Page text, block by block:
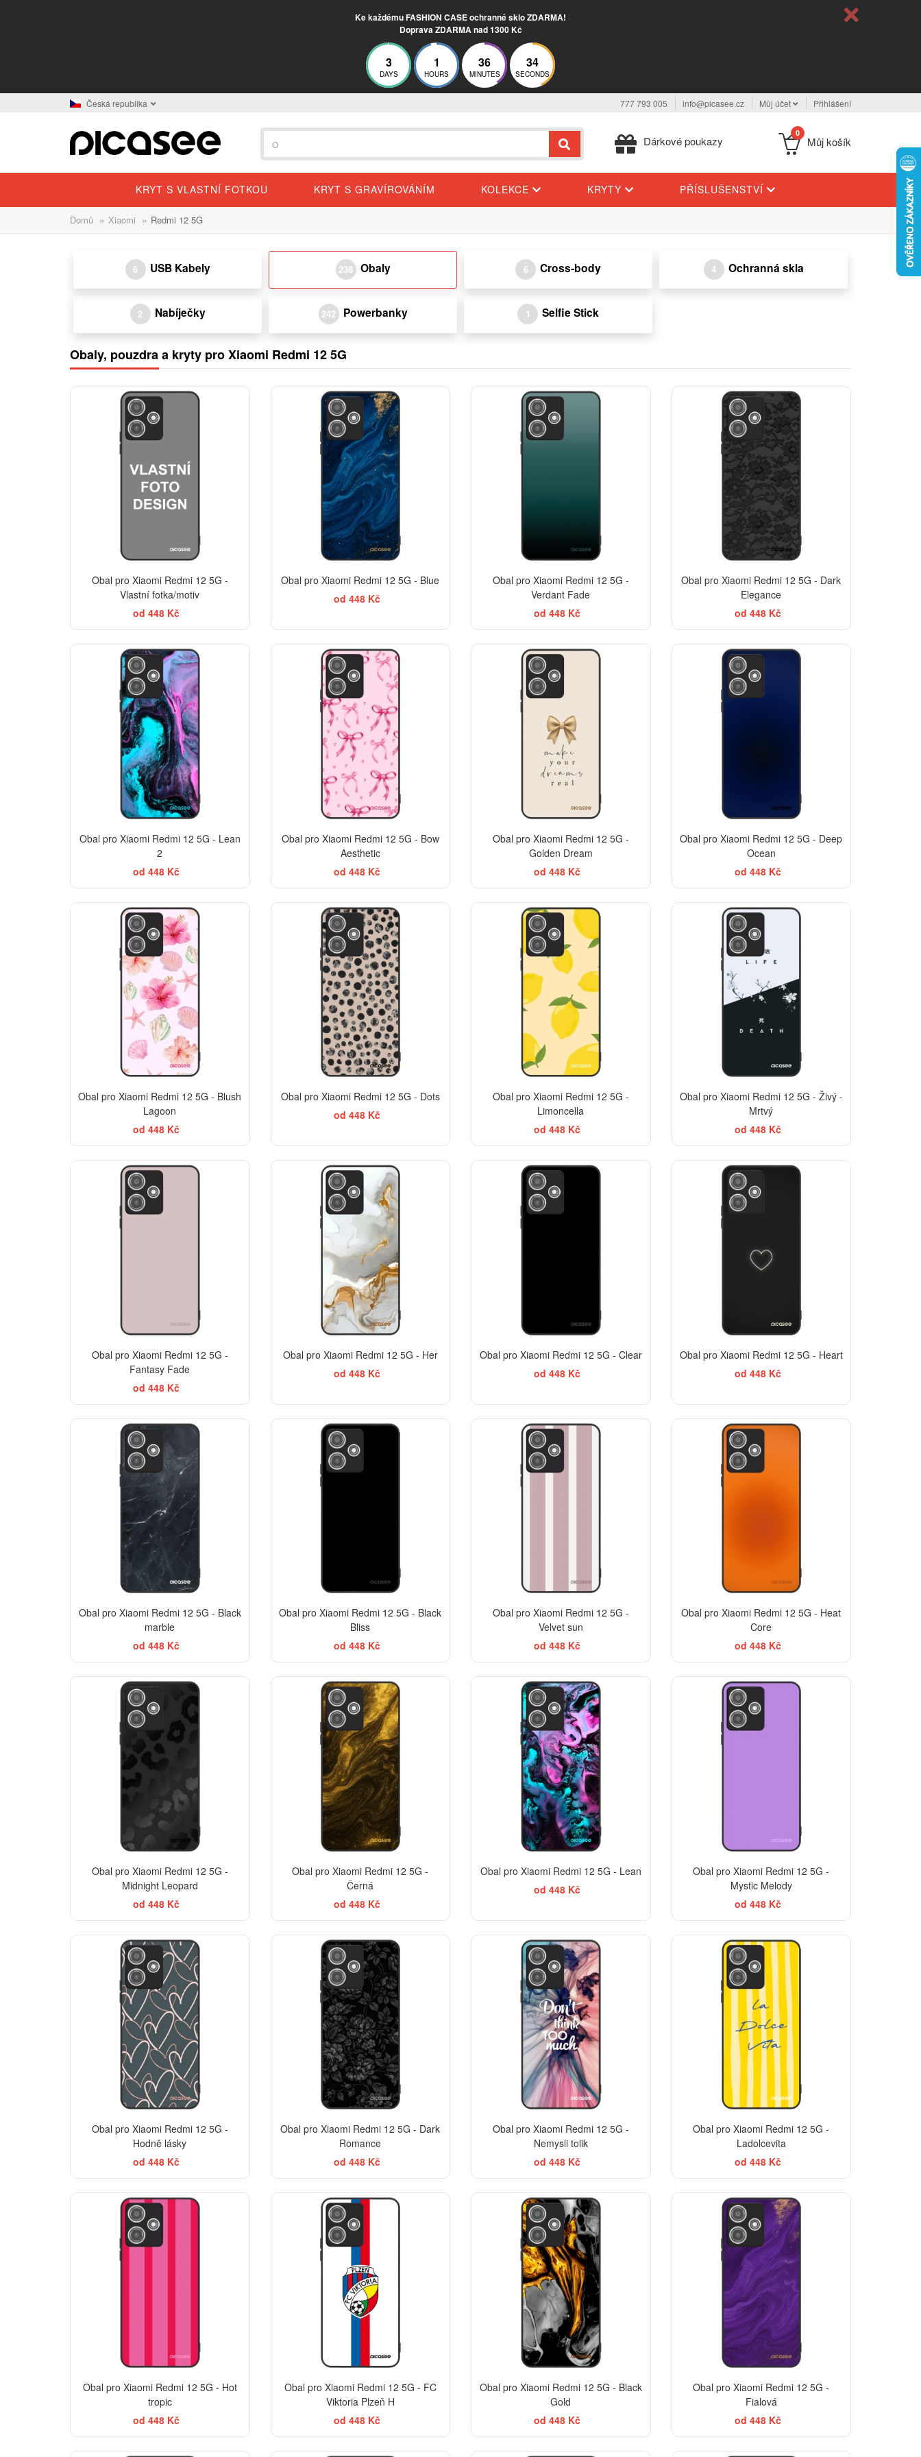
Ke každému FASHION CASE ochranné sklo ZDARMA!
Doprava ZDARMA nad 1300 Kč
3
DAYS
1
HOURS
36
MINUTES
33
SECONDS
Česká republika 777 793 005 info@picasee.cz Můj účet Přihlášení
Dárkové poukazy
0
Můj košík
KRYT S VLASTNÍ FOTKOU KRYT S GRAVÍROVÁNÍM KOLEKCE KRYTY PŘÍSLUŠENSTVÍ
Domů » Xiaomi » Redmi 12 5G
6 USB Kabely 238 Obaly 6 Cross-body 4 Ochranná skla
2 Nabíječky 242 Powerbanky 1 Selfie Stick
Obaly, pouzdra a kryty pro Xiaomi Redmi 12 5G
Obal pro Xiaomi Redmi 12 5G -
Vlastní fotka/motiv
od 448 Kč
Obal pro Xiaomi Redmi 12 5G - Blue
od 448 Kč
Obal pro Xiaomi Redmi 12 5G -
Verdant Fade
od 448 Kč
Obal pro Xiaomi Redmi 12 5G - Dark
Elegance
od 448 Kč
BESTSELLER
Obal pro Xiaomi Redmi 12 5G - Lean
2
od 448 Kč
Obal pro Xiaomi Redmi 12 5G - Bow
Aesthetic
od 448 Kč
BESTSELLER
Obal pro Xiaomi Redmi 12 5G -
Golden Dream
od 448 Kč
Obal pro Xiaomi Redmi 12 5G - Deep
Ocean
od 448 Kč
Obal pro Xiaomi Redmi 12 5G - Blush
Lagoon
od 448 Kč
Obal pro Xiaomi Redmi 12 5G - Dots
od 448 Kč
BESTSELLER
Obal pro Xiaomi Redmi 12 5G -
Limoncella
od 448 Kč
Obal pro Xiaomi Redmi 12 5G - Živý -
Mrtvý
od 448 Kč
Obal pro Xiaomi Redmi 12 5G -
Fantasy Fade
od 448 Kč
Obal pro Xiaomi Redmi 12 5G - Her
od 448 Kč
Obal pro Xiaomi Redmi 12 5G - Clear
od 448 Kč
Obal pro Xiaomi Redmi 12 5G - Heart
od 448 Kč
Obal pro Xiaomi Redmi 12 5G - Black
marble
od 448 Kč
BESTSELLER
Obal pro Xiaomi Redmi 12 5G - Black
Bliss
od 448 Kč
Obal pro Xiaomi Redmi 12 5G -
Velvet sun
od 448 Kč
Obal pro Xiaomi Redmi 12 5G - Heat
Core
od 448 Kč
Obal pro Xiaomi Redmi 12 5G -
Midnight Leopard
od 448 Kč
Obal pro Xiaomi Redmi 12 5G -
Černá
od 448 Kč
Obal pro Xiaomi Redmi 12 5G - Lean
od 448 Kč
Obal pro Xiaomi Redmi 12 5G -
Mystic Melody
od 448 Kč
Obal pro Xiaomi Redmi 12 5G -
Hodně lásky
od 448 Kč
Obal pro Xiaomi Redmi 12 5G - Dark
Romance
od 448 Kč
Obal pro Xiaomi Redmi 12 5G -
Nemysli tolik
od 448 Kč
BESTSELLER
Obal pro Xiaomi Redmi 12 5G -
Ladolcevita
od 448 Kč
Obal pro Xiaomi Redmi 12 5G - Hot
tropic
od 448 Kč
Obal pro Xiaomi Redmi 12 5G - FC
Viktoria Plzeň H
od 448 Kč
Obal pro Xiaomi Redmi 12 5G - Black
Gold
od 448 Kč
Obal pro Xiaomi Redmi 12 5G -
Fialová
od 448 Kč